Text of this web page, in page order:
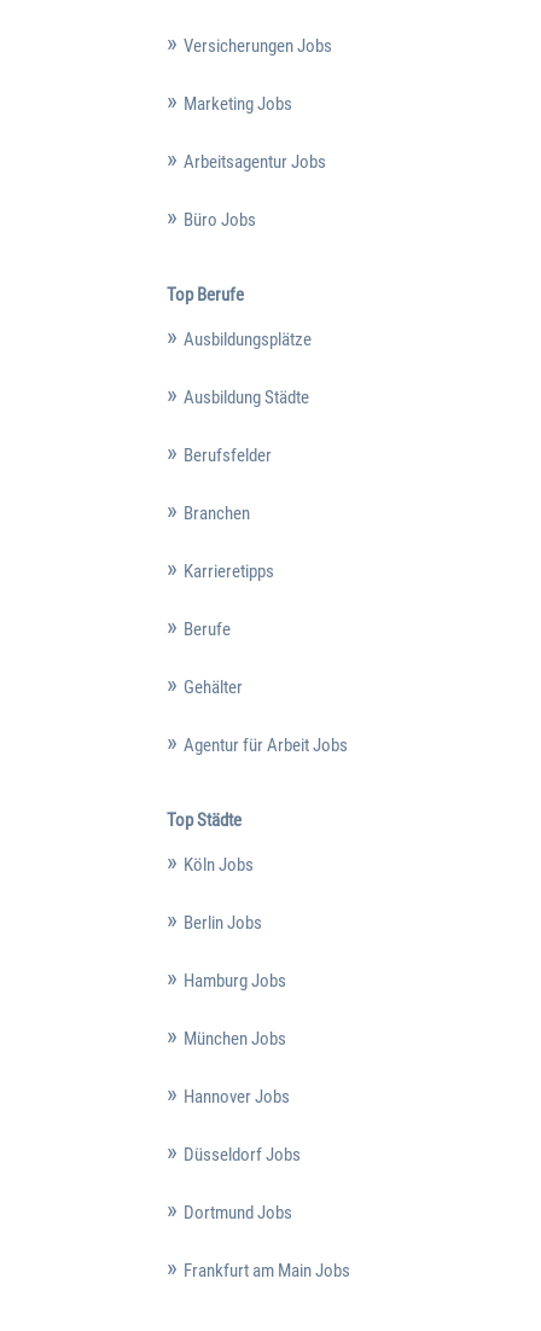
Versicherungen Jobs
Marketing Jobs
Arbeitsagentur Jobs
Büro Jobs
Top Berufe
Ausbildungsplätze
Ausbildung Städte
Berufsfelder
Branchen
Karrieretipps
Berufe
Gehälter
Agentur für Arbeit Jobs
Top Städte
Köln Jobs
Berlin Jobs
Hamburg Jobs
München Jobs
Hannover Jobs
Düsseldorf Jobs
Dortmund Jobs
Frankfurt am Main Jobs